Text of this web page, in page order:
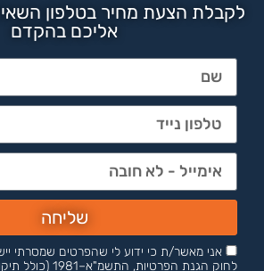
לקבלת הצעת מחיר בטלפון
אליכם בהקדם
אני מאשר/ת כי ידוע לי שהפרטים שמסרתי
שליחה